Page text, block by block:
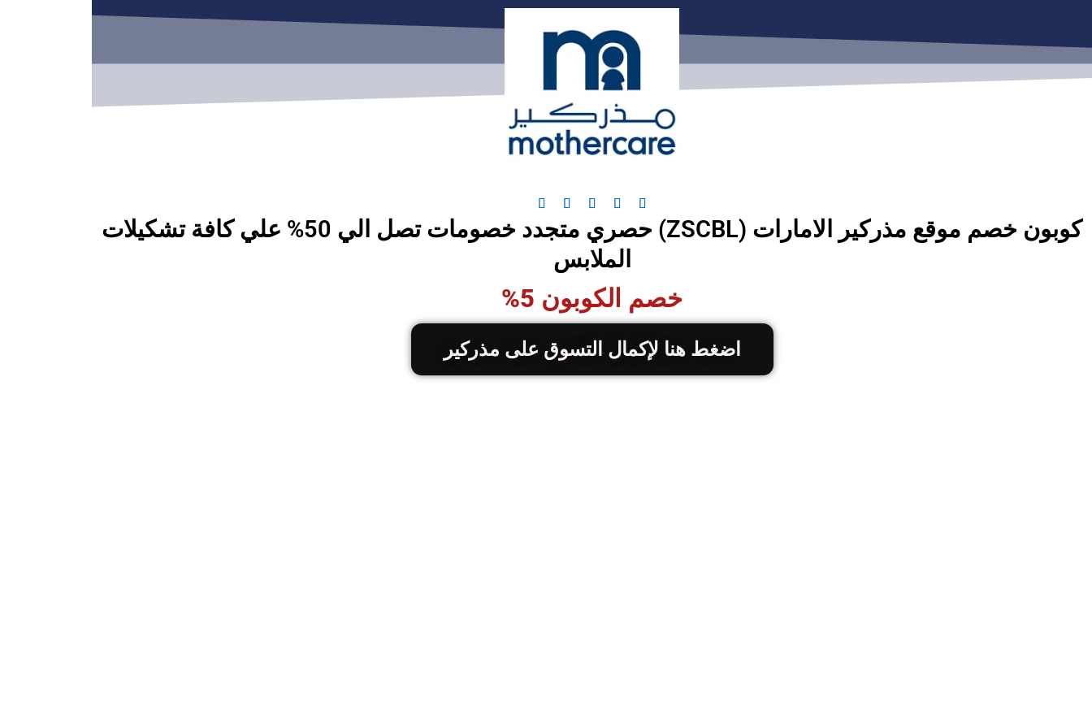
المحتوى





/
كوبون خصم موقع مذركير الامارات (ZSCBL) حصري متجدد خصومات تصل الي 50% علي كافة تشكيلات
الملابس
خصم الكوبون 5%
اضغط هنا لإكمال التسوق على مذركير